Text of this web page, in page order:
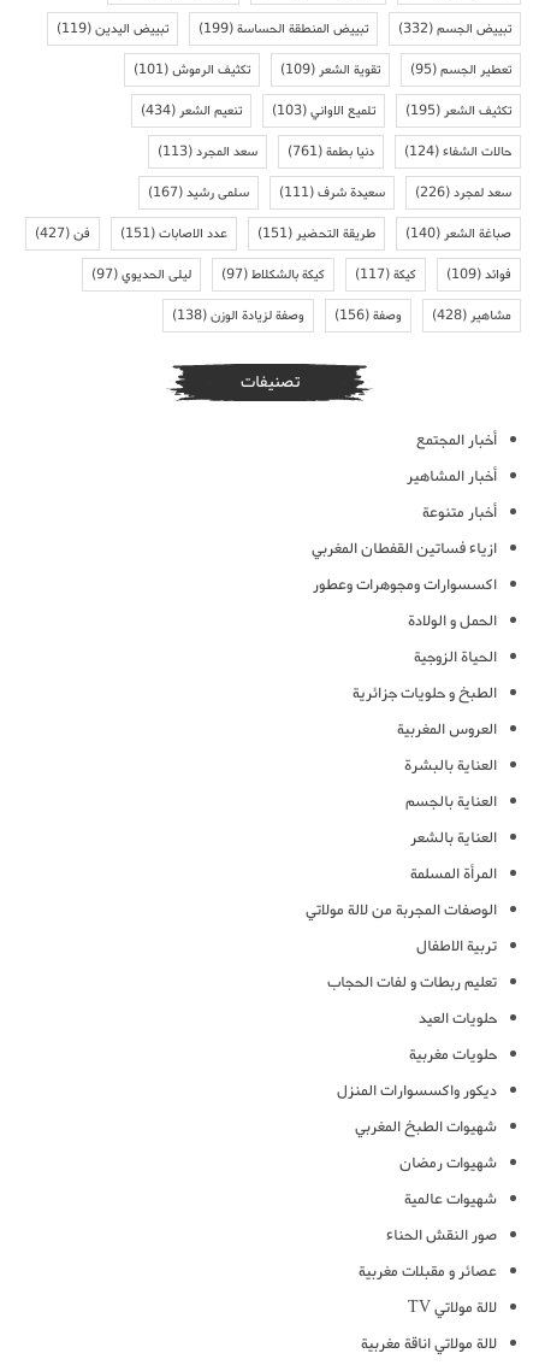
تبييض الجسم(332) تبييض المنطقة الحساسة(199) تبييض اليدين(119)
تعطير الجسم(95) تقوية الشعر(109) تكثيف الرموش(101)
تكثيف الشعر(195) تلميع الاواني(103) تنعيم الشعر(434)
حالات الشفاء(124) دنيا بطمة(761) سعد المجرد(113)
سعد لمجرد(226) سعيدة شرف(111) سلمى رشيد(167)
صباغة الشعر(140) طريقة التحضير(151) عدد الاصابات(151) فن(427)
فوائد(109) كيكة(117) كيكة بالشكلاط(97) ليلى الحديوي(97)
مشاهير(428) وصفة(156) وصفة لزيادة الوزن(138)
تصنيفات
أخبار المجتمع
أخبار المشاهير
أخبار متنوعة
ازياء فساتين القفطان المغربي
اكسسوارات ومجوهرات وعطور
الحمل و الولادة
الحياة الزوجية
الطبخ و حلويات جزائرية
العروس المغربية
العناية بالبشرة
العناية بالجسم
العناية بالشعر
المرأة المسلمة
الوصفات المجربة من لالة مولاتي
تربية الاطفال
تعليم ربطات و لفات الحجاب
حلويات العيد
حلويات مغربية
ديكور واكسسوارات المنزل
شهيوات الطبخ المغربي
شهيوات رمضان
شهيوات عالمية
صور النقش الحناء
عصائر و مقبلات مغربية
لالة مولاتي TV
لالة مولاتي اناقة مغربية